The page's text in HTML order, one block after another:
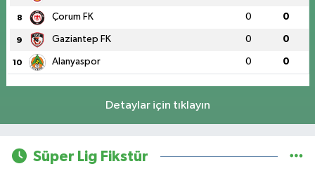
8 Çorum FK 0 0
9 Gaziantep FK 0 0
10 Alanyaspor 0 0
Detaylar için tıklayın
Süper Lig Fikstür